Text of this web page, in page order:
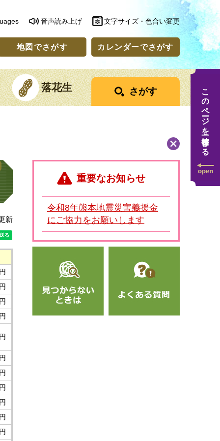
音声読み上げ 文字サイズ・色合い変更
地図でさがす カレンダーでさがす
落花生 さがす
新
重要なお知らせ
令和8年熊本地震災害義援金
にご協力をお願いします
このページを一時保存する